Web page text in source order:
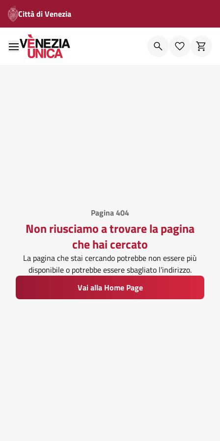
Città di Venezia
Pagina 404
Non riusciamo a trovare la pagina
che hai cercato
La pagina che stai cercando potrebbe non essere più
disponibile o potrebbe essere sbagliato l’indirizzo.
Vai alla Home Page